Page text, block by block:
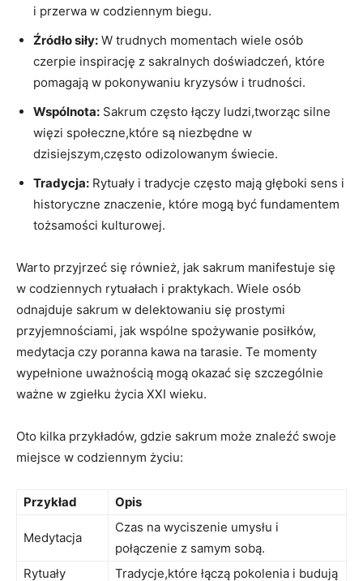
i przerwa w codziennym biegu.
Źródło siły: W trudnych momentach wiele osób
czerpie inspirację z sakralnych doświadczeń, które
pomagają w pokonywaniu kryzysów i trudności.
Wspólnota: Sakrum często łączy ludzi,tworząc silne
więzi społeczne,które są niezbędne w
dzisiejszym,często odizolowanym świecie.
Tradycja: Rytuały i tradycje często mają głęboki sens i
historyczne znaczenie, które mogą być fundamentem
tożsamości kulturowej.
Warto przyjrzeć się również, jak sakrum manifestuje się
w codziennych rytuałach i praktykach. Wiele osób
odnajduje sakrum w delektowaniu się prostymi
przyjemnościami, jak wspólne spożywanie posiłków,
medytacja czy poranna kawa na tarasie. Te momenty
wypełnione uważnością mogą okazać się szczególnie
ważne w zgiełku życia XXI wieku.
Oto kilka przykładów, gdzie sakrum może znaleźć swoje
miejsce w codziennym życiu:
Przykład Opis
Medytacja
Czas na wyciszenie umysłu i
połączenie z samym sobą.
Rytuały
Tradycje,które łączą pokolenia i budują